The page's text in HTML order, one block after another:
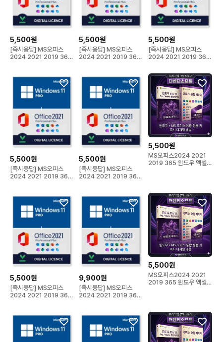
5,500원
[즉시응답] MS오피스
2024 2021 2019 365
5,500원
[즉시응답] MS오피스
2024 2021 2019 365
5,500원
[즉시응답] MS오피스
2024 2021 2019 365
5,500원
[즉시응답] MS오피스
2024 2021 2019 365
5,500원
[즉시응답] MS오피스
2024 2021 2019 365
5,500원
MS오피스2024 2021
2019 365 윈도우 엑셀
5,500원
[즉시응답] MS오피스
2024 2021 2019 365
9,900원
[즉시응답] MS오피스
2024 2021 2019 365
5,500원
MS오피스2024 2021
2019 365 윈도우 엑셀